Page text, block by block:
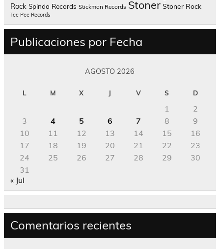
Rock Spinda Records Stickman Records Stoner Stoner Rock
Tee Pee Records
Publicaciones por Fecha
AGOSTO 2026
L M X J V S D
1
2
3
4 5 6 7 8
9
10
11 12 13 14 15
16
17
18 19 20 21 22
23
24
25 26 27 28 29
30
31
« Jul
Comentarios recientes